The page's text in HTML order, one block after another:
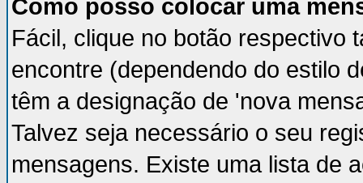
Como posso colocar uma
Fácil, clique no botão respectivo
encontre (dependendo do estilo
têm a designação de 'nova
Talvez seja necessário o seu
mensagens. Existe uma lista de